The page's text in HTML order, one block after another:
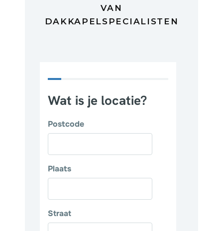
VAN
DAKKAPELSPECIALISTEN